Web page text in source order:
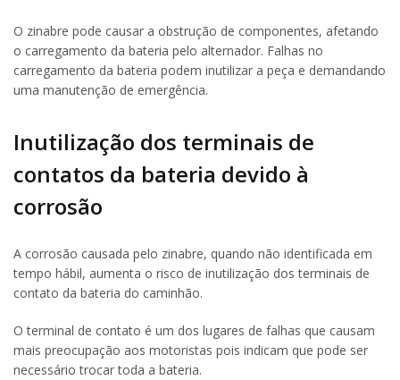
O zinabre pode causar a obstrução de componentes, afetando
o carregamento da bateria pelo alternador. Falhas no
carregamento da bateria podem inutilizar a peça e demandando
uma manutenção de emergência.
Inutilização dos terminais de
contatos da bateria devido à
corrosão
A corrosão causada pelo zinabre, quando não identificada em
tempo hábil, aumenta o risco de inutilização dos terminais de
contato da bateria do caminhão.
O terminal de contato é um dos lugares de falhas que causam
mais preocupação aos motoristas pois indicam que pode ser
necessário trocar toda a bateria.